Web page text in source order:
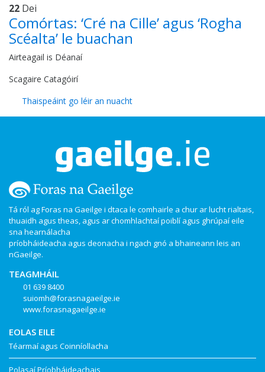
22 Dei
Comórtas: ‘Cré na Cille’ agus ‘Rogha
Scéalta’ le buachan
Airteagail is Déanaí
Scagaire Catagóirí
Thaispeáint go léir an nuacht
Tá ról ag Foras na Gaeilge i dtaca le comhairle a chur ar lucht rialtais,
thuaidh agus theas, agus ar chomhlachtaí poiblí agus ghrúpaí eile
sna hearnálacha
príobháideacha agus deonacha i ngach gnó a bhaineann leis an
nGaeilge.
TEAGMHÁIL
01 639 8400
suiomh@forasnagaeilge.ie
www.forasnagaeilge.ie
EOLAS EILE
Téarmaí agus Coinníollacha
Polasaí Príobháideachais